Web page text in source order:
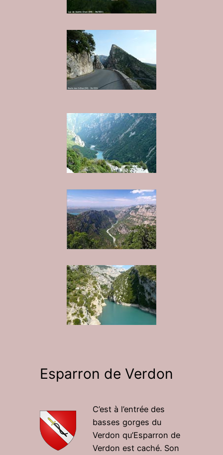
Esparron de Verdon
C’est à l’entrée des
basses gorges du
Verdon qu’Esparron de
Verdon est caché. Son